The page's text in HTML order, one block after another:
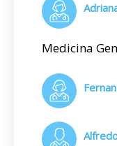
Medicina